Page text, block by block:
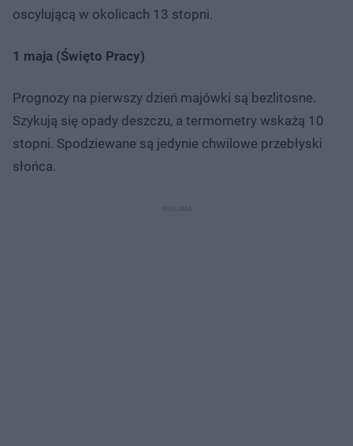
oscylującą w okolicach 13 stopni.
1 maja (Święto Pracy)
Prognozy na pierwszy dzień majówki są bezlitosne.
Szykują się opady deszczu, a termometry wskażą 10
stopni. Spodziewane są jedynie chwilowe przebłyski
słońca.